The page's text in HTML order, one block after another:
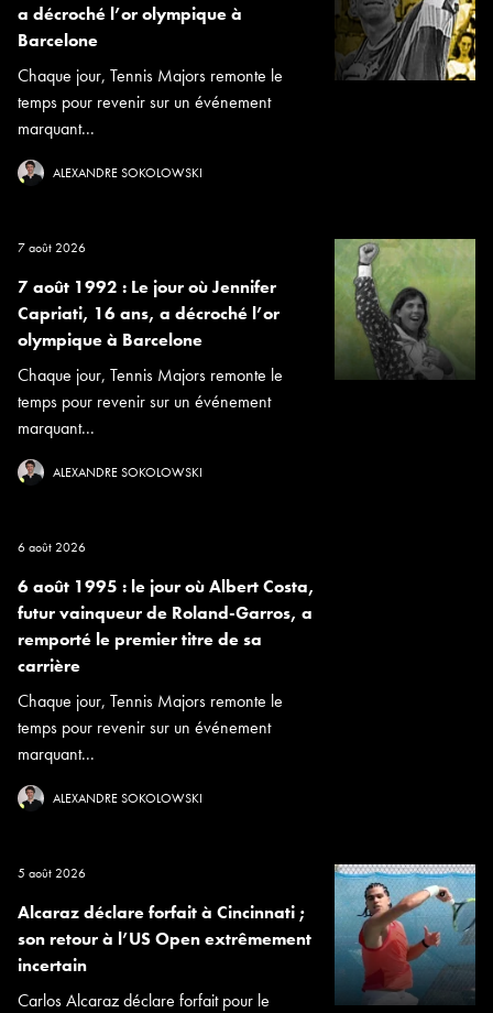
a décroché l’or olympique à
Barcelone
Chaque jour, Tennis Majors remonte le
temps pour revenir sur un événement
marquant...
ALEXANDRE SOKOLOWSKI
7 août 2026
7 août 1992 : Le jour où Jennifer
Capriati, 16 ans, a décroché l’or
olympique à Barcelone
Chaque jour, Tennis Majors remonte le
temps pour revenir sur un événement
marquant...
ALEXANDRE SOKOLOWSKI
6 août 2026
6 août 1995 : le jour où Albert Costa,
futur vainqueur de Roland-Garros, a
remporté le premier titre de sa
carrière
Chaque jour, Tennis Majors remonte le
temps pour revenir sur un événement
marquant...
ALEXANDRE SOKOLOWSKI
5 août 2026
Alcaraz déclare forfait à Cincinnati ;
son retour à l’US Open extrêmement
incertain
Carlos Alcaraz déclare forfait pour le